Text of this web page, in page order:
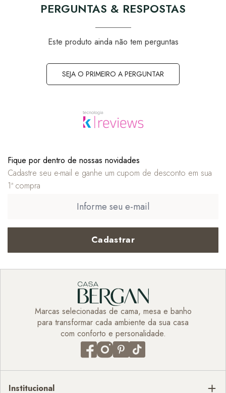
PERGUNTAS & RESPOSTAS
Este produto ainda não tem perguntas
SEJA O PRIMEIRO A PERGUNTAR
Fique por dentro de nossas novidades
Cadastre seu e-mail e ganhe um cupom de desconto em sua
1ª compra
Cadastrar
Marcas selecionadas de cama, mesa e banho
para transformar cada ambiente da sua casa
com conforto e personalidade.
Institucional